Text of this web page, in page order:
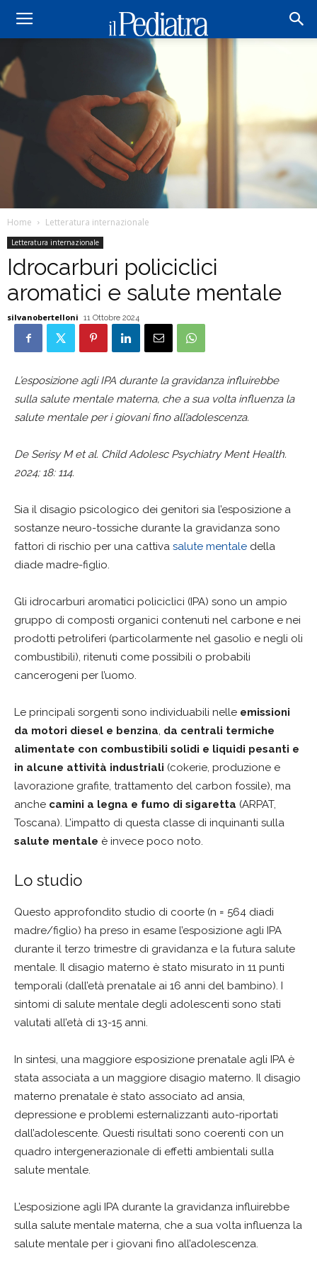
Home Letteratura internazionale
Letteratura internazionale
Idrocarburi policiclici
aromatici e salute mentale
silvanobertelloni 11 Ottobre 2024
L’esposizione agli IPA durante la gravidanza influirebbe
sulla salute mentale materna, che a sua volta influenza la
salute mentale per i giovani fino all’adolescenza.
De Serisy M et al. Child Adolesc Psychiatry Ment Health.
2024; 18: 114.
Sia il disagio psicologico dei genitori sia l’esposizione a
sostanze neuro-tossiche durante la gravidanza sono
fattori di rischio per una cattiva salute mentale della
diade madre-figlio.
Gli idrocarburi aromatici policiclici (IPA) sono un ampio
gruppo di composti organici contenuti nel carbone e nei
prodotti petroliferi (particolarmente nel gasolio e negli oli
combustibili), ritenuti come possibili o probabili
cancerogeni per l’uomo.
Le principali sorgenti sono individuabili nelle emissioni
da motori diesel e benzina, da centrali termiche
alimentate con combustibili solidi e liquidi pesanti e
in alcune attività industriali (cokerie, produzione e
lavorazione grafite, trattamento del carbon fossile), ma
anche camini a legna e fumo di sigaretta (ARPAT,
Toscana). L’impatto di questa classe di inquinanti sulla
salute mentale è invece poco noto.
Lo studio
Questo approfondito studio di coorte (n = 564 diadi
madre/figlio) ha preso in esame l’esposizione agli IPA
durante il terzo trimestre di gravidanza e la futura salute
mentale. Il disagio materno è stato misurato in 11 punti
temporali (dall’età prenatale ai 16 anni del bambino). I
sintomi di salute mentale degli adolescenti sono stati
valutati all’età di 13-15 anni.
In sintesi, una maggiore esposizione prenatale agli IPA è
stata associata a un maggiore disagio materno. Il disagio
materno prenatale è stato associato ad ansia,
depressione e problemi esternalizzanti auto-riportati
dall’adolescente. Questi risultati sono coerenti con un
quadro intergenerazionale di effetti ambientali sulla
salute mentale.
L’esposizione agli IPA durante la gravidanza influirebbe
sulla salute mentale materna, che a sua volta influenza la
salute mentale per i giovani fino all’adolescenza.